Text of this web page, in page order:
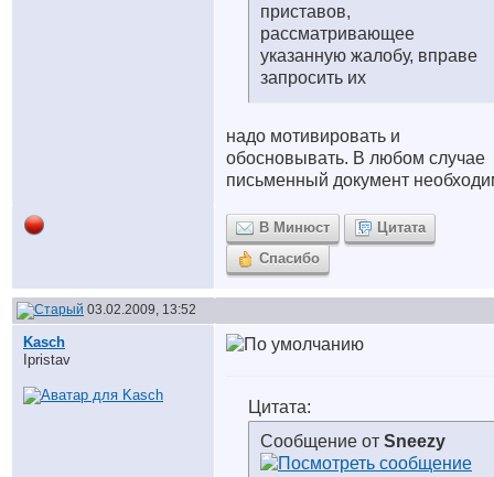
приставов,
рассматривающее
указанную жалобу, вправе
запросить их
надо мотивировать и
обосновывать. В любом случае
письменный документ
В Минюст
Цитата
Спасибо
03.02.2009, 13:52
Kasch
Ipristav
Цитата:
Сообщение от Sneezy